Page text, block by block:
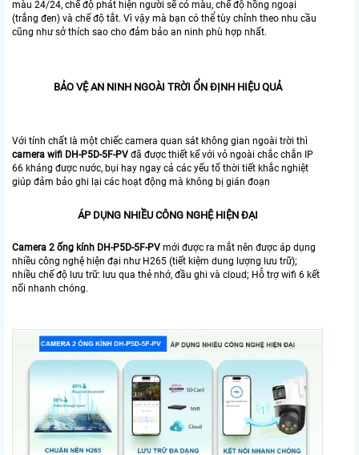
màu 24/24, chế độ phát hiện người sẽ có màu, chế độ hồng ngoại
(trắng đen) và chế độ tắt. Vì vậy mà bạn có thể tùy chỉnh theo nhu cầu
cũng như sở thích sao cho đảm bảo an ninh phù hợp nhất.
BẢO VỆ AN NINH NGOÀI TRỜI ỔN ĐỊNH HIỆU QUẢ
Với tính chất là một chiếc camera quan sát không gian ngoài trời thì
camera wifi DH-P5D-5F-PV đã được thiết kế với vỏ ngoài chắc chắn IP
66 kháng được nước, bụi hay ngay cả các yếu tố thời tiết khắc nghiệt
giúp đảm bảo ghi lại các hoạt động mà không bị gián đoạn
ÁP DỤNG NHIỀU CÔNG NGHỆ HIỆN ĐẠI
Camera 2 ống kính DH-P5D-5F-PV mới được ra mắt nên được áp dụng
nhiều công nghệ hiện đại như H265 (tiết kiệm dung lượng lưu trữ);
nhiều chế độ lưu trữ: lưu qua thẻ nhớ, đầu ghi và cloud; Hỗ trợ wifi 6 kết
nối nhanh chóng.